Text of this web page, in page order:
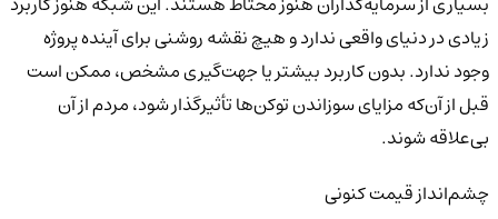
زیادی در دنیای واقعی ندارد و هیچ نقشه روشنی برای آینده پروژه
وجود ندارد. بدون کاربرد بیشتر یا جهت‌گیری مشخص، ممکن است
قبل از آن‌که مزایای سوزاندن توکن‌ها تأثیرگذار شود، مردم از آن
بی‌علاقه شوند.
چشم‌انداز قیمت کنونی